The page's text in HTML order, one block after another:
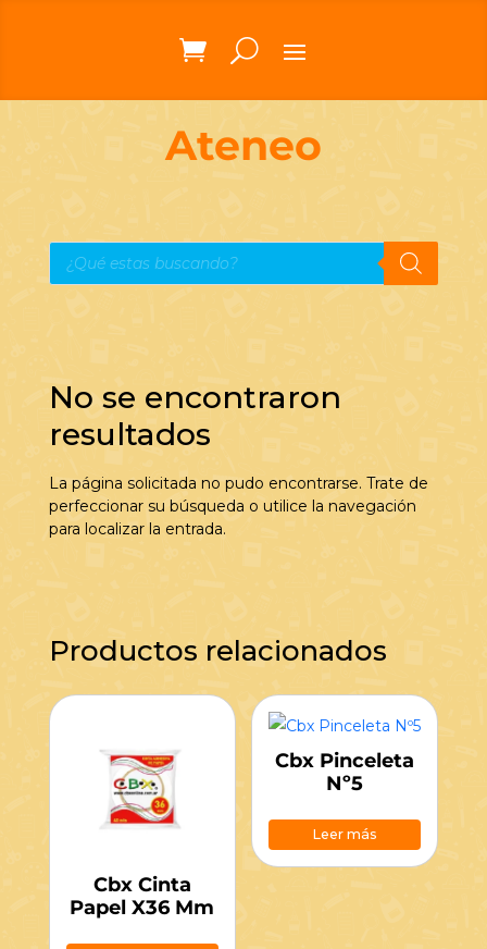
Ateneo
Búsqueda
de
productos
No se encontraron
resultados
La página solicitada no pudo encontrarse. Trate de
perfeccionar su búsqueda o utilice la navegación
para localizar la entrada.
Productos relacionados
Cbx Cinta
Papel X36 Mm
Cbx Pinceleta
Nº5
Leer más